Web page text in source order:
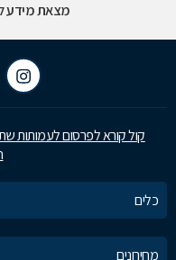
מצאת מידע
קול קורא לפרסום לעמותות
כלים
מחירונים